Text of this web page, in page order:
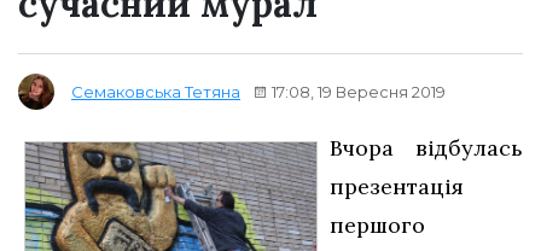
Семаковська Тетяна 17:08, 19 Вересня 2019
Вчора відбулась
презентація
першого